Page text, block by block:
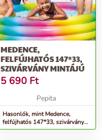
MEDENCE,
FELFÚJHATÓS 147*33,
SZIVÁRVÁNY MINTÁJÚ
5 690 Ft
Pepita
Hasonlók, mint Medence,
felfújhatós 147*33, szivárvány
mintájú